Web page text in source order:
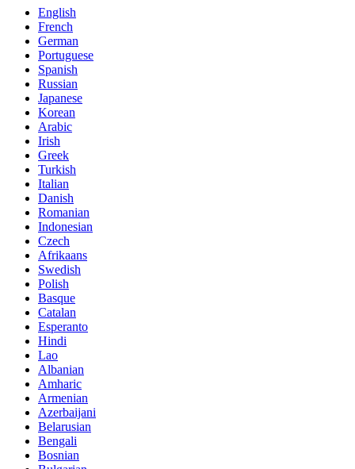
English
French
German
Portuguese
Spanish
Russian
Japanese
Korean
Arabic
Irish
Greek
Turkish
Italian
Danish
Romanian
Indonesian
Czech
Afrikaans
Swedish
Polish
Basque
Catalan
Esperanto
Hindi
Lao
Albanian
Amharic
Armenian
Azerbaijani
Belarusian
Bengali
Bosnian